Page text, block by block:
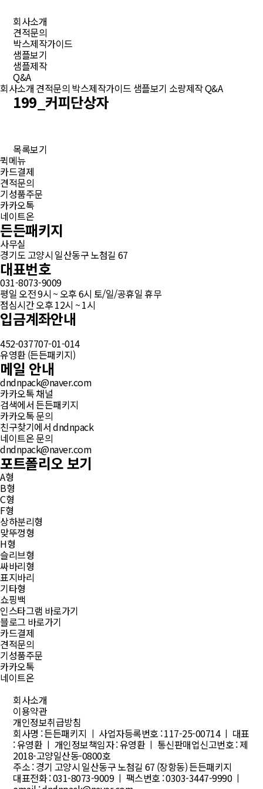
회사소개
견적문의
박스제작가이드
샘플보기
샘플제작
Q&A
회사소개 견적문의 박스제작가이드 샘플보기 소량제작Q&A
199_커피단상자
목록보기
퀵메뉴
카드결제
견적문의
기성품주문
카카오톡
네이트온
든든패키지
사무실
경기도 고양시 일산동구 노첨길 67
대표번호
031-8073-9009
평일 오전 9시 ~ 오후 6시 토/일/공휴일 휴무
점심시간 오후 12시 ~ 1시
입금계좌안내
452-037707-01-014
유영환 (든든패키지)
메일 안내
dndnpack@naver.com
카카오톡 채널
검색에서 든든패키지
카카오톡 문의
친구찾기에서 dndnpack
네이트온 문의
dndnpack@naver.com
포트폴리오 보기
A형
B형
C형
F형
상하분리형
맞뚜껑형
H형
슬리브형
싸바리형
표지바리
기타형
쇼핑백
인스타그램 바로가기
블로그 바로가기
카드결제
견적문의
기성품주문
카카오톡
네이트온
회사소개
이용약관
개인정보취급방침
회사명 : 든든패키지 ㅣ 사업자등록번호 : 117-25-00714 ㅣ 대표
: 유영환 ㅣ 개인정보책임자 : 유영환 ㅣ 통신판매업신고번호 : 제
2018-고양일산동-0800호
주소 : 경기 고양시 일산동구 노첨길 67 (장항동) 든든패키지
대표전화 : 031-8073-9009 ㅣ 팩스번호 : 0303-3447-9990 ㅣ